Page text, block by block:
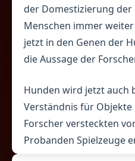
der Domestizierung
Menschen immer
jetzt in den Genen der
die Aussage der
Hunden wird jetzt auch
Verständnis für
Forscher versteckten
Probanden Spielzeuge